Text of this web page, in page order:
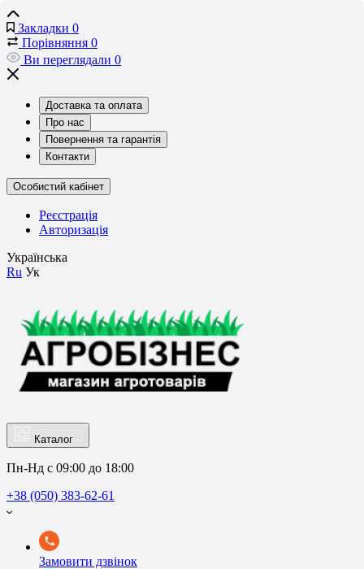
Закладки 0
Порівняння 0
Ви переглядали 0
Доставка та оплата
Про нас
Повернення та гарантія
Контакти
Особистий кабінет
Реєстрація
Авторизація
Українська
Ru Ук
Каталог
Пн-Нд с 09:00 до 18:00
+38 (050) 383-62-61
Замовити дзвінок